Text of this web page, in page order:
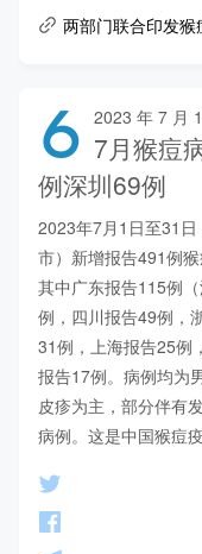
两部门联合印发猴
6 2023 年 7 月
7月猴痘
例深圳69例
2023年7月1日至31日
市）新增报告491例
其中广东报告115例
例，四川报告49例，
31例，上海报告25例
报告17例。病例均为
皮疹为主，部分伴有
病例。这是中国猴痘